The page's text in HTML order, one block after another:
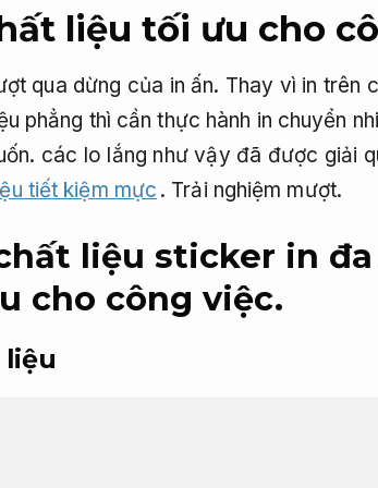
liệu tối ưu cho
qua dừng của in ấn. Thay vì in trên
phẳng thì cần thực hành in chuyển
các lo lắng như vậy đã được giải
tiết kiệm mực . Trải nghiệm mượt.
liệu sticker in
cho công việc.
liệu